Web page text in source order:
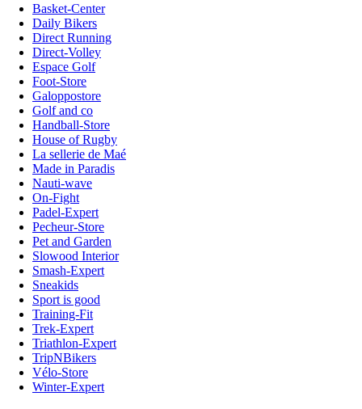
Basket-Center
Daily Bikers
Direct Running
Direct-Volley
Espace Golf
Foot-Store
Galoppostore
Golf and co
Handball-Store
House of Rugby
La sellerie de Maé
Made in Paradis
Nauti-wave
On-Fight
Padel-Expert
Pecheur-Store
Pet and Garden
Slowood Interior
Smash-Expert
Sneakids
Sport is good
Training-Fit
Trek-Expert
Triathlon-Expert
TripNBikers
Vélo-Store
Winter-Expert